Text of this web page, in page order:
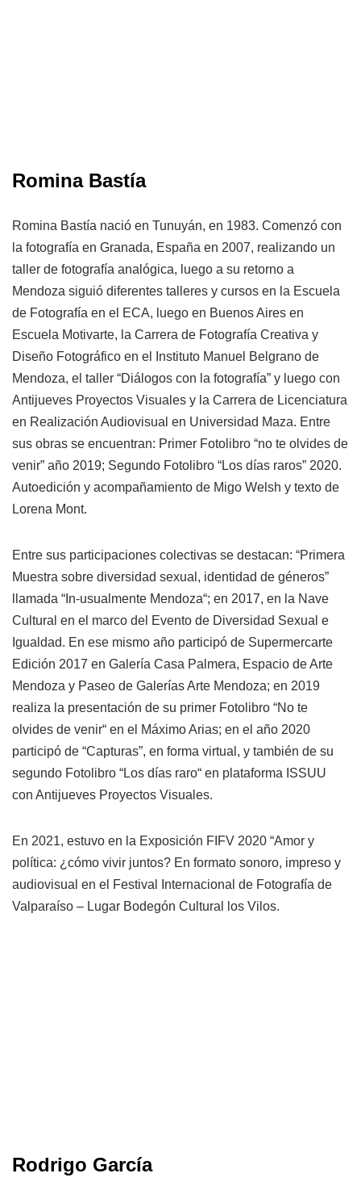
Romina Bastía
Romina Bastía nació en Tunuyán, en 1983. Comenzó con
la fotografía en Granada, España en 2007, realizando un
taller de fotografía analógica, luego a su retorno a
Mendoza siguió diferentes talleres y cursos en la Escuela
de Fotografía en el ECA, luego en Buenos Aires en
Escuela Motivarte, la Carrera de Fotografía Creativa y
Diseño Fotográfico en el Instituto Manuel Belgrano de
Mendoza, el taller “Diálogos con la fotografía” y luego con
Antijueves Proyectos Visuales y la Carrera de Licenciatura
en Realización Audiovisual en Universidad Maza. Entre
sus obras se encuentran: Primer Fotolibro “no te olvides de
venir” año 2019; Segundo Fotolibro “Los días raros” 2020.
Autoedición y acompañamiento de Migo Welsh y texto de
Lorena Mont.
Entre sus participaciones colectivas se destacan: “Primera
Muestra sobre diversidad sexual, identidad de géneros”
llamada “In-usualmente Mendoza“; en 2017, en la Nave
Cultural en el marco del Evento de Diversidad Sexual e
Igualdad. En ese mismo año participó de Supermercarte
Edición 2017 en Galería Casa Palmera, Espacio de Arte
Mendoza y Paseo de Galerías Arte Mendoza; en 2019
realiza la presentación de su primer Fotolibro “No te
olvides de venir“ en el Máximo Arias; en el año 2020
participó de “Capturas”, en forma virtual, y también de su
segundo Fotolibro “Los días raro“ en plataforma ISSUU
con Antijueves Proyectos Visuales.
En 2021, estuvo en la Exposición FIFV 2020 “Amor y
política: ¿cómo vivir juntos? En formato sonoro, impreso y
audiovisual en el Festival Internacional de Fotografía de
Valparaíso – Lugar Bodegón Cultural los Vilos.
Rodrigo García